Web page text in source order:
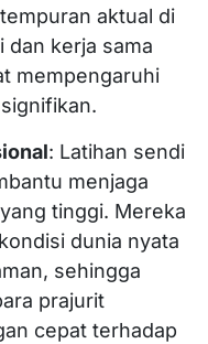
aktual di
dan kerja sama
mempengaruhi
: Latihan sendi
menjaga
tinggi. Mereka
dunia nyata
sehingga
prajurit
cepat terhadap